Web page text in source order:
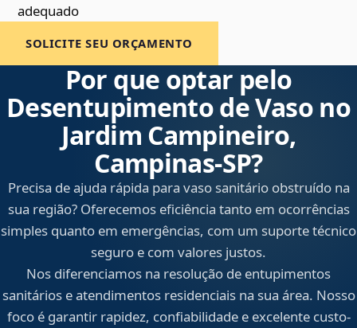
adequado
SOLICITE SEU ORÇAMENTO
Por que optar pelo
Desentupimento de Vaso no
Jardim Campineiro,
Campinas‑SP?
Precisa de ajuda rápida para vaso sanitário obstruído na
sua região? Oferecemos eficiência tanto em ocorrências
simples quanto em emergências, com um suporte técnico
seguro e com valores justos.
Nos diferenciamos na resolução de entupimentos
sanitários e atendimentos residenciais na sua área. Nosso
foco é garantir rapidez, confiabilidade e excelente custo-